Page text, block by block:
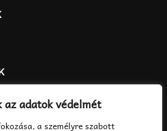
adatok védelmét
a személyre szabott